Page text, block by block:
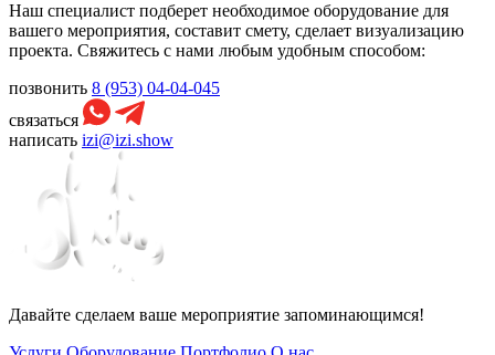
Наш специалист подберет необходимое оборудование для
вашего мероприятия, составит смету, сделает визуализацию
проекта. Свяжитесь с нами любым удобным способом:
позвонить 8 (953) 04-04-045
связаться
написать izi@izi.show
Давайте сделаем ваше мероприятие запоминающимся!